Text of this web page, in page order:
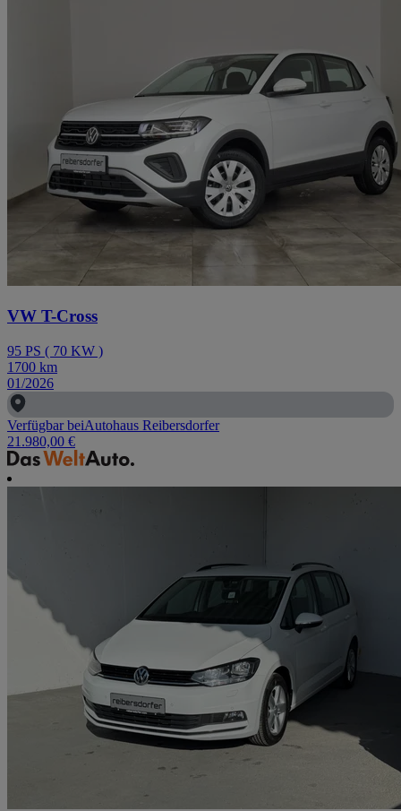
VW T-Cross
95 PS ( 70 KW )
1700 km
01/2026
Verfügbar beiAutohaus Reibersdorfer
21.980,00 €